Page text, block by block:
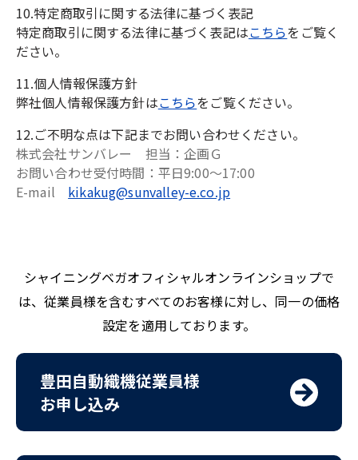
10.特定商取引に関する法律に基づく表記
特定商取引に関する法律に基づく表記はこちらをご覧く
ださい。
11.個人情報保護方針
弊社個人情報保護方針はこちらをご覧ください。
12.ご不明な点は下記までお問い合わせください。
株式会社サンバレー 担当：企画Ｇ
お問い合わせ受付時間：平日9:00～17:00
E-mail kikakug@sunvalley-e.co.jp
シャイニングベガオフィシャルオンラインショップで
は、従業員様を含むすべてのお客様に対し、同一の価格
設定を適用しております。
豊田自動織機従業員様
お申し込み